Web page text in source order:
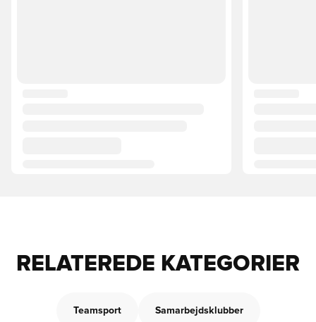
RELATEREDE KATEGORIER
Teamsport Samarbejdsklubber